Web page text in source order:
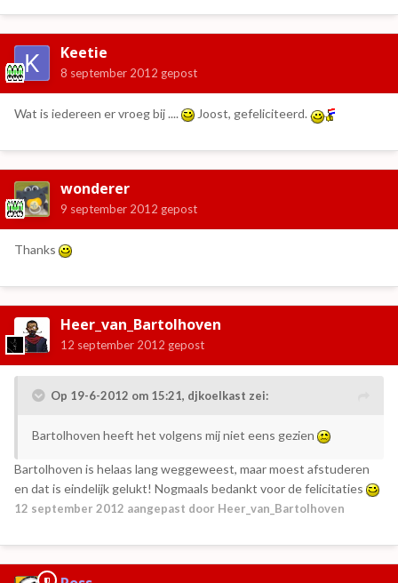
Keetie
8 september 2012 gepost
Wat is iedereen er vroeg bij .... Joost, gefeliciteerd.
wonderer
9 september 2012 gepost
Thanks
Heer_van_Bartolhoven
12 september 2012 gepost
Op 19-6-2012 om 15:21, djkoelkast zei:
Bartolhoven heeft het volgens mij niet eens gezien
Bartolhoven is helaas lang weggeweest, maar moest afstuderen
en dat is eindelijk gelukt! Nogmaals bedankt voor de felicitaties
12 september 2012 aangepast door Heer_van_Bartolhoven